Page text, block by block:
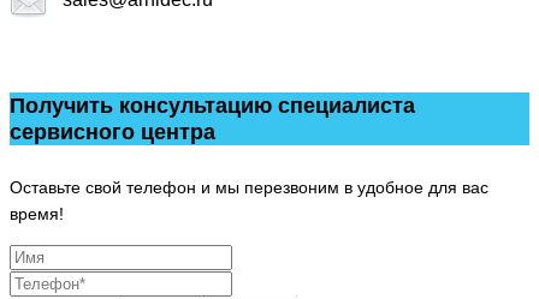
Получить консультацию специалиста
сервисного центра
Оставьте свой телефон и мы перезвоним в удобное для вас
время!